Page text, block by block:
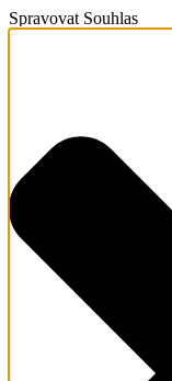
Spravovat Souhlas